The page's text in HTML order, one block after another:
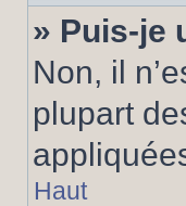
» Puis-je
Non, il
plupart
Haut